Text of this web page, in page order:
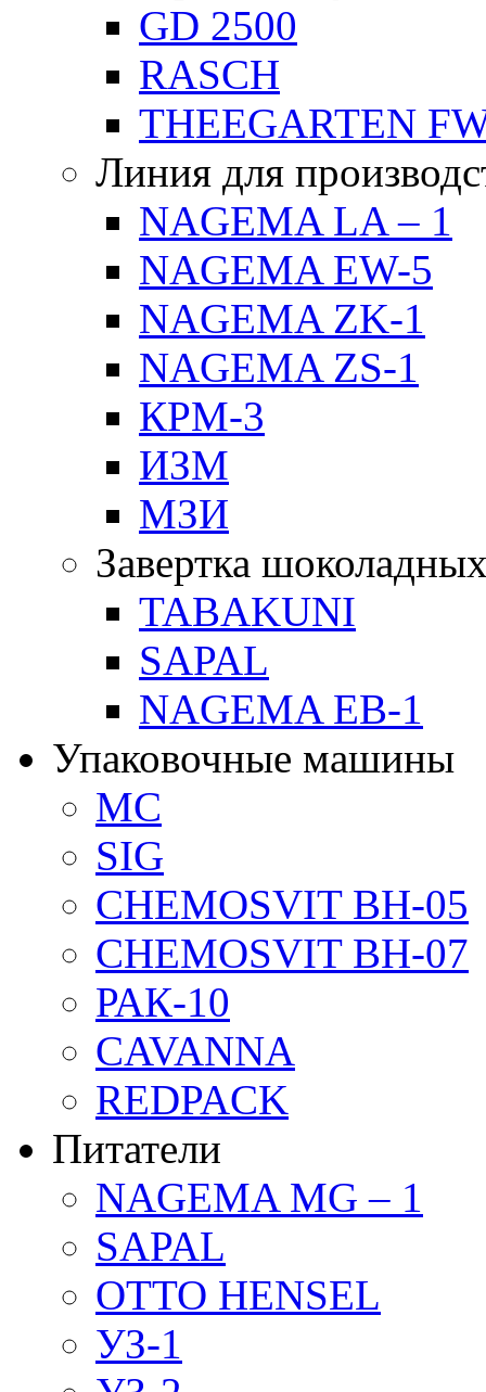
GD 2500
RASCH
THEEGARTEN
Линия для
NAGEMA LA – 1
NAGEMA EW-5
NAGEMA ZK-1
NAGEMA ZS-1
КРМ-3
ИЗМ
МЗИ
Завертка
TABAKUNI
SAPAL
NAGEMA EB-1
Упаковочные машины
MC
SIG
CHEMOSVIT BH-05
CHEMOSVIT BH-07
РАК-10
CAVANNA
REDPACK
Питатели
NAGEMA MG – 1
SAPAL
OTTO HENSEL
УЗ-1